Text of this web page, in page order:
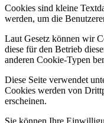
Cookies sind kleine
werden, um die
Laut Gesetz können wir
diese für den Betrieb
anderen Cookie-Typen
Diese Seite verwendet
Cookies werden von
erscheinen.
Sie können Ihre